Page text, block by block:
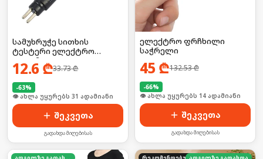
სამუხრუჭე სითხის
ტესტერი ელექტრო
კალამი
12.6 ₾33.73₾
-63%
🛒 ბოლო 24სთ-ში იყიდა 42-მა
შეკვეთა
გადახდა მიღებისას
ელექტრო ფრჩხილი
საჭრელი
45 ₾132.53₾
-66%
🛒 ბოლო 24სთ-ში იყიდა 19-მა
შეკვეთა
გადახდა მიღებისას